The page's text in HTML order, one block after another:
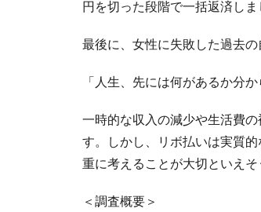
円を切った段階で一括返済し
最後に、女性に失敗した過去
「人生、先には何があるか分
一時的な収入の減少や生活費
す。しかし、リボ払いは実質
重に考えることが大切といえそ
＜調査概要＞